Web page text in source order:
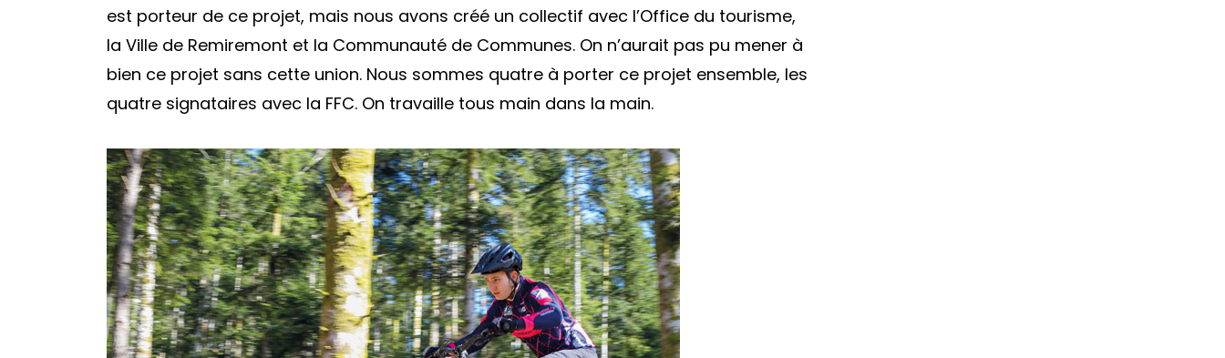
est porteur de ce projet, mais nous avons créé un collectif avec l’Office du tourisme,
la Ville de Remiremont et la Communauté de Communes. On n’aurait pas pu mener à
bien ce projet sans cette union. Nous sommes quatre à porter ce projet ensemble, les
quatre signataires avec la FFC. On travaille tous main dans la main.